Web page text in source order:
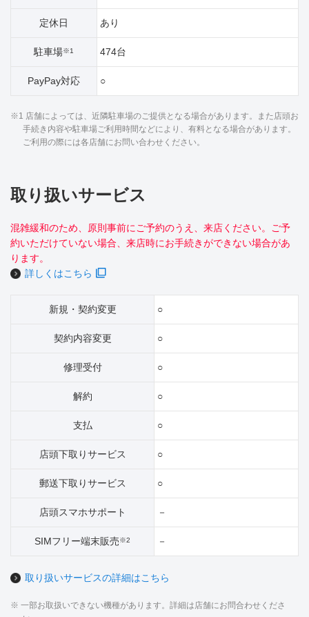
定休日 あり
駐車場※1 474台
PayPay対応 ○
※1 店舗によっては、近隣駐車場のご提供となる場合があります。また店頭お
手続き内容や駐車場ご利用時間などにより、有料となる場合があります。
ご利用の際には各店舗にお問い合わせください。
取り扱いサービス
混雑緩和のため、原則事前にご予約のうえ、来店ください。ご予
約いただけていない場合、来店時にお手続きができない場合があ
ります。
詳しくはこちら
新規・契約変更 ○
契約内容変更 ○
修理受付 ○
解約 ○
支払 ○
店頭下取りサービス ○
郵送下取りサービス ○
店頭スマホサポート －
SIMフリー端末販売※2 －
取り扱いサービスの詳細はこちら
※ 一部お取扱いできない機種があります。詳細は店舗にお問合わせくださ